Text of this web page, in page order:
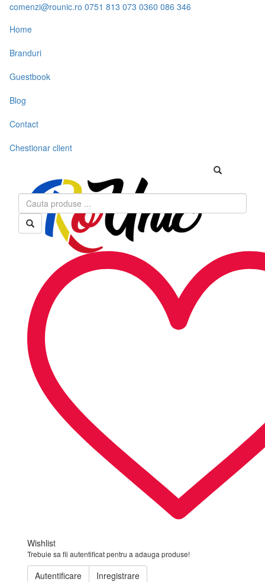
comenzi@rounic.ro 0751 813 073 0360 086 346
Home
Branduri
Guestbook
Blog
Contact
Chestionar client
Wishlist
Trebuie sa fii autentificat pentru a adauga produse!
Autentificare Inregistrare